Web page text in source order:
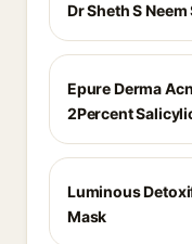
Dr Sheth S
Epure Derma
2Percent
Luminous
Mask